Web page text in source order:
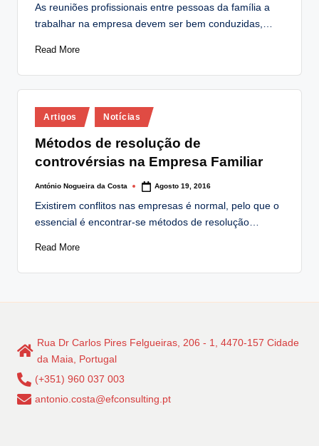
As reuniões profissionais entre pessoas da família a
trabalhar na empresa devem ser bem conduzidas,…
Read More
Posted
in
Artigos Notícias
Métodos de resolução de
controvérsias na Empresa Familiar
Posted
António Nogueira da Costa Agosto 19, 2016
Existirem conflitos nas empresas é normal, pelo que o
essencial é encontrar-se métodos de resolução…
Read More
Rua Dr Carlos Pires Felgueiras, 206 - 1, 4470-157 Cidade
da Maia, Portugal
(+351) 960 037 003
antonio.costa@efconsulting.pt